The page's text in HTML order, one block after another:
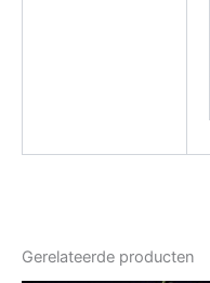
Gerelateerde producten